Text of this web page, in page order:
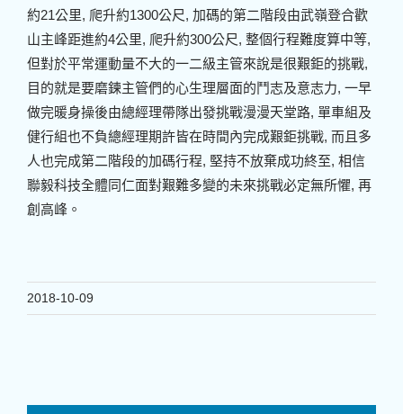
約21公里, 爬升約1300公尺, 加碼的第二階段由武嶺登合歡
山主峰距進約4公里, 爬升約300公尺, 整個行程難度算中等,
但對於平常運動量不大的一二級主管來說是很艱鉅的挑戰,
目的就是要磨鍊主管們的心生理層面的鬥志及意志力, 一早
做完暖身操後由總經理帶隊出發挑戰漫漫天堂路, 單車組及
健行組也不負總經理期許皆在時間內完成艱鉅挑戰, 而且多
人也完成第二階段的加碼行程, 堅持不放棄成功終至, 相信
聯毅科技全體同仁面對艱難多變的未來挑戰必定無所懼, 再
創高峰。
2018-10-09